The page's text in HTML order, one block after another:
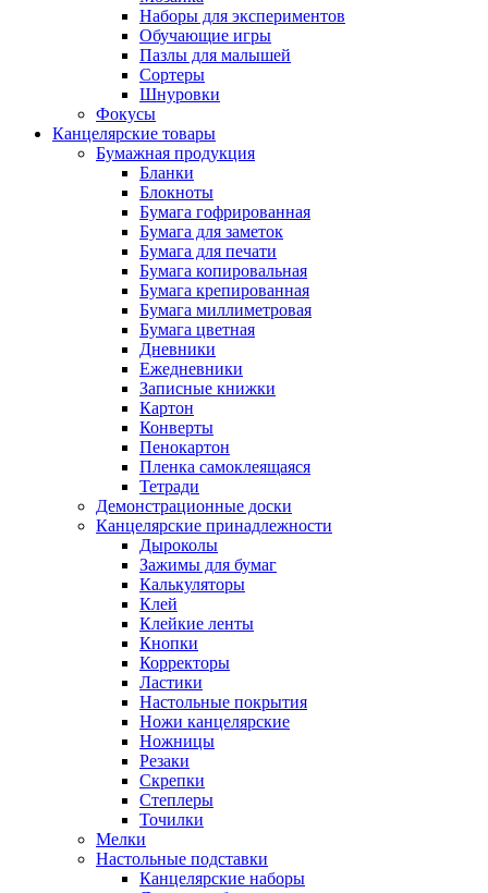
Наборы для экспериментов
Обучающие игры
Пазлы для малышей
Сортеры
Шнуровки
Фокусы
Канцелярские товары
Бумажная продукция
Бланки
Блокноты
Бумага гофрированная
Бумага для заметок
Бумага для печати
Бумага копировальная
Бумага крепированная
Бумага миллиметровая
Бумага цветная
Дневники
Ежедневники
Записные книжки
Картон
Конверты
Пенокартон
Пленка самоклеящаяся
Тетради
Демонстрационные доски
Канцелярские принадлежности
Дыроколы
Зажимы для бумаг
Калькуляторы
Клей
Клейкие ленты
Кнопки
Корректоры
Ластики
Настольные покрытия
Ножи канцелярские
Ножницы
Резаки
Скрепки
Степлеры
Точилки
Мелки
Настольные подставки
Канцелярские наборы